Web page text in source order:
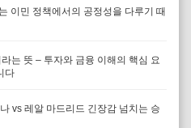
이민 정책에서의 공정성을 다루기 때
는 뜻 – 투자와 금융 이해의 핵심 요
다
vs 레알 마드리드 긴장감 넘치는 승